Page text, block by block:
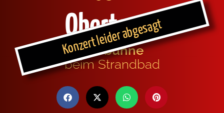
Obertraun
Seebühne
beim Strandbad
Konzert leider abgesagt